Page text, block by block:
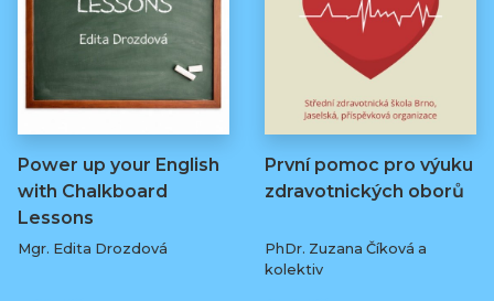
Power up your English
with Chalkboard
Lessons
Mgr. Edita Drozdová
První pomoc pro výuku
zdravotnických oborů
PhDr. Zuzana Číková a
kolektiv